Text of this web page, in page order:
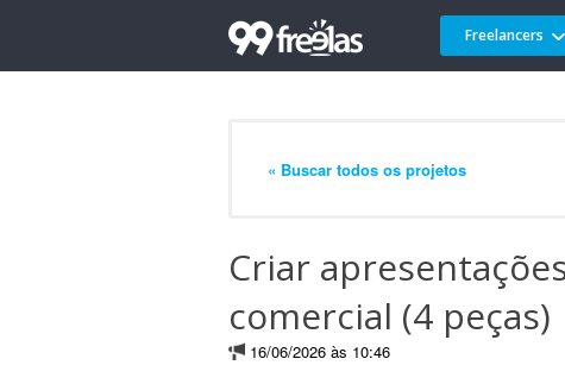
Freelancers
« Buscar todos os projetos
Criar
comercial (4 peças)
16/06/2026 às 10:46